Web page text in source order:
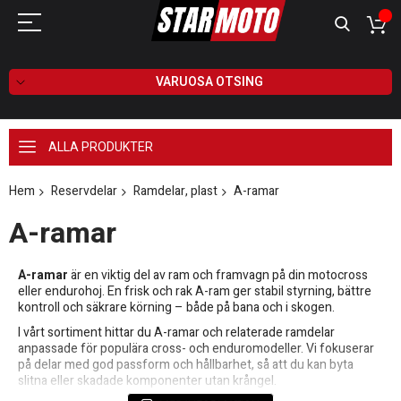
VARUOSA OTSING
ALLA PRODUKTER
Hem Reservdelar Ramdelar, plast A-ramar
A-ramar
A-ramarär en viktig del av ram och framvagn på din motocross
eller endurohoj. En frisk och rak A-ram ger stabil styrning, bättre
kontroll och säkrare körning – både på bana och i skogen.
I vårt sortiment hittar du A-ramar och relaterade ramdelar
anpassade för populära cross- och enduromodeller. Vi fokuserar
på delar med god passform och hållbarhet, så att du kan byta
slitna eller skadade komponenter utan krångel.